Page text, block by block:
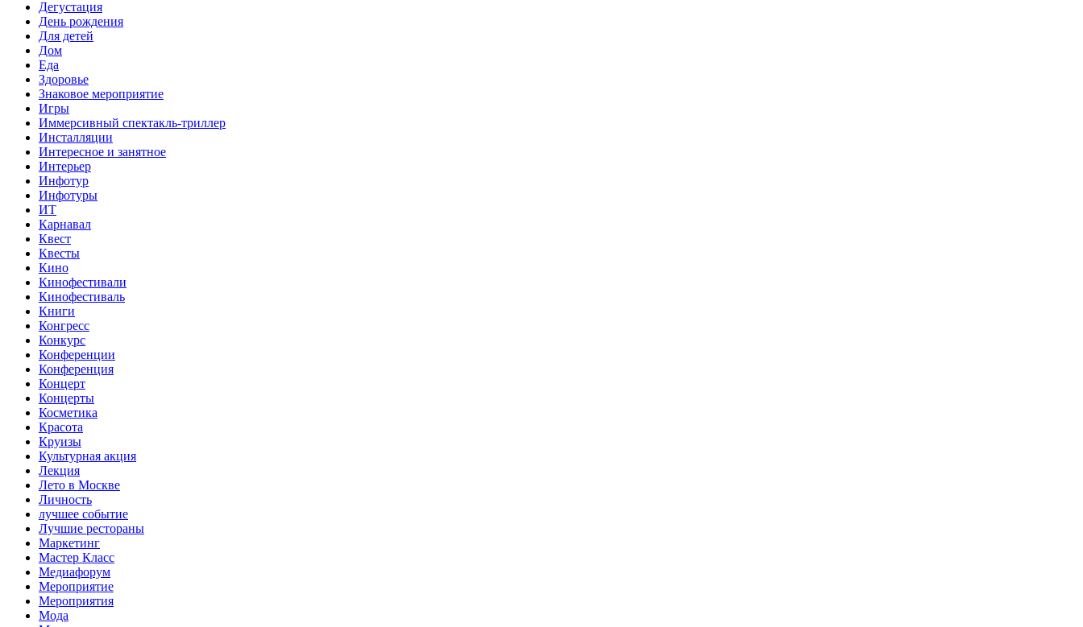
Дегустация
День рождения
Для детей
Дом
Еда
Здоровье
Знаковое мероприятие
Игры
Иммерсивный спектакль-триллер
Инсталляции
Интересное и занятное
Интерьер
Инфотур
Инфотуры
ИТ
Карнавал
Квест
Квесты
Кино
Кинофестивали
Кинофестиваль
Книги
Конгресс
Конкурс
Конференции
Конференция
Концерт
Концерты
Косметика
Красота
Круизы
Культурная акция
Лекция
Лето в Москве
Личность
лучшее событие
Лучшие рестораны
Маркетинг
Мастер Класс
Медиафорум
Мероприятие
Мероприятия
Мода